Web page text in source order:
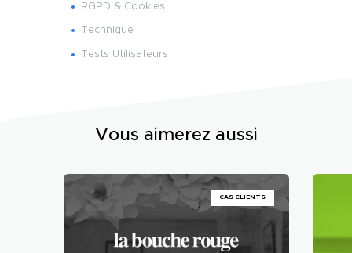
RGPD & Cookies
Technique
Tests Utilisateurs
Vous aimerez aussi
CAS CLIENTS